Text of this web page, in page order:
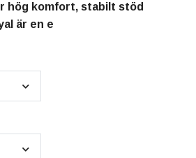
hög komfort, stabilt stöd
är en e